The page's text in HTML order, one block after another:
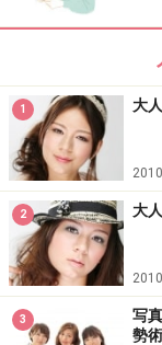
ーで目のキワに
方向にぼかしま
こうすると、ま
に、グラデーシ
す。
ナチュラルメイ
をぱっちりさせ
アイライナーで
で、黒目の上に
ると黒目がぐっ
1 大
2 大
3
写
勢術